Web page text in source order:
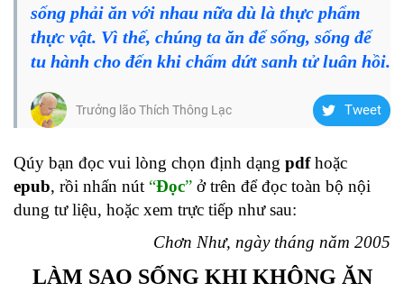
sống phải ăn với nhau nữa dù là thực phẩm
thực vật. Vì thế, chúng ta ăn để sống, sống để
tu hành cho đến khi chấm dứt sanh tử luân hồi.
Trưởng lão Thích Thông Lạc Tweet
Qúy bạn đọc vui lòng chọn định dạng pdfhoặc
epub, rồi nhấn nút “Đọc” ở trên để đọc toàn bộ nội
dung tư liệu, hoặc xem trực tiếp như sau:
Chơn Như, ngày tháng năm 2005
LÀM SAO SỐNG KHI KHÔNG ĂN